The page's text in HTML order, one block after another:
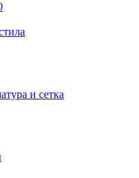
и сетка